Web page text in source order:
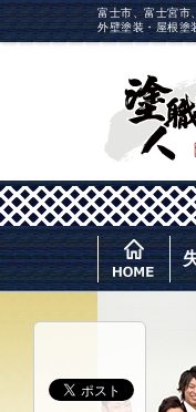
富士市、富士宮市
外壁塗装・屋根塗